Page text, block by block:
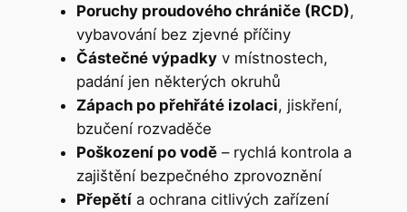
Poruchy proudového chrániče (RCD),
vybavování bez zjevné příčiny
Částečné výpadkyv místnostech,
padání jen některých okruhů
Zápach po přehřáté izolaci, jiskření,
bzučení rozvaděče
Poškození po vodě– rychlá kontrola a
zajištění bezpečného zprovoznění
Přepětía ochrana citlivých zařízení